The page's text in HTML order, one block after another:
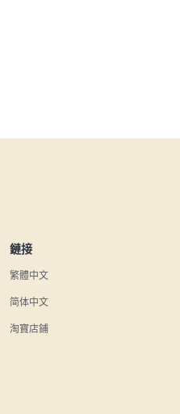
鏈接
繁體中文
简体中文
淘寶店鋪